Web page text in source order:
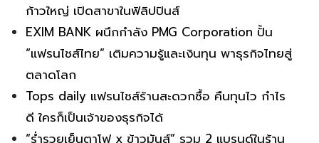
ก้าวใหญ่ เปิดสาขาในฟิลิปปินส์
EXIM BANK ผนึกกำลัง PMG Corporation ปั้น
“แฟรนไชส์ไทย” เติมความรู้และเงินทุน พาธุรกิจไทยสู่
ตลาดโลก
Tops daily แฟรนไชส์ร้านสะดวกซื้อ คืนทุนไว กำไร
ดี ใครก็เป็นเจ้าของธุรกิจได้
“ร่ำรวยเย็นตาโฟ x ข้าวมันส์” รวม 2 แบรนด์ในร้าน